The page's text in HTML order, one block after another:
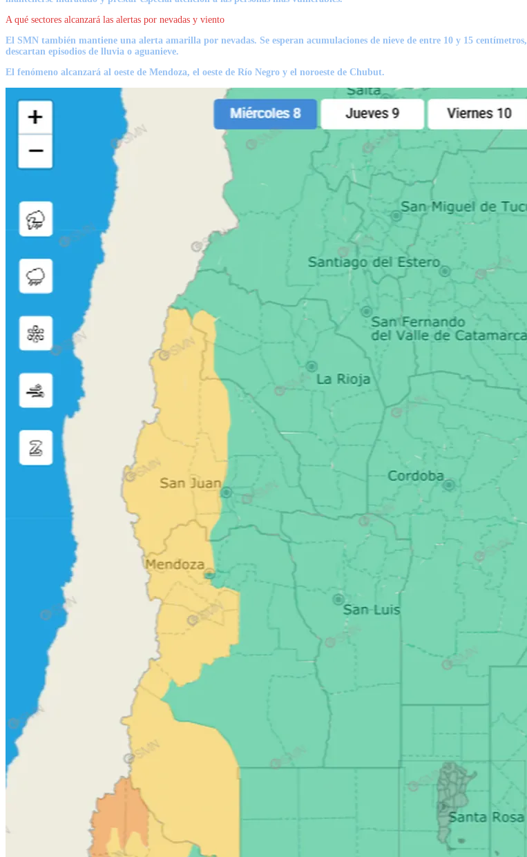
A qué sectores alcanzará las alertas por nevadas y viento
El SMN también mantiene una alerta amarilla por nevadas. Se esperan acumulaciones de nieve de entre 10 y 15 centímetros,
descartan episodios de lluvia o aguanieve.
El fenómeno alcanzará al oeste de Mendoza, el oeste de Río Negro y el noroeste de Chubut.